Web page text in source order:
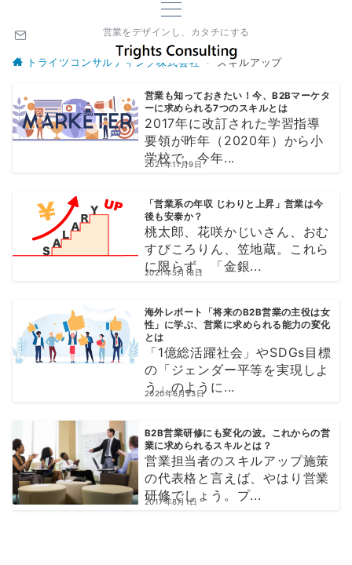
営業をデザインし、カタチにする
トライツコンサルティング株式会社 スキルアップ
営業も知っておきたい！今、B2Bマーケタ
ーに求められる7つのスキルとは
2017年に改訂された学習指導
要領が昨年（2020年）から小
学校で、今年...
2021年11月9日
「営業系の年収 じわりと上昇」営業は今
後も安泰か？
桃太郎、花咲かじいさん、おむ
すびころりん、笠地蔵。これら
に限らず、「金銀...
2021年5月18日
海外レポート「将来のB2B営業の主役は女
性」に学ぶ、営業に求められる能力の変化
とは
「1億総活躍社会」やSDGs目標
の「ジェンダー平等を実現しよ
う」のように...
2020年6月23日
B2B営業研修にも変化の波。これからの営
業に求められるスキルとは？
営業担当者のスキルアップ施策
の代表格と言えば、やはり営業
研修でしょう。プ...
2017年8月1日